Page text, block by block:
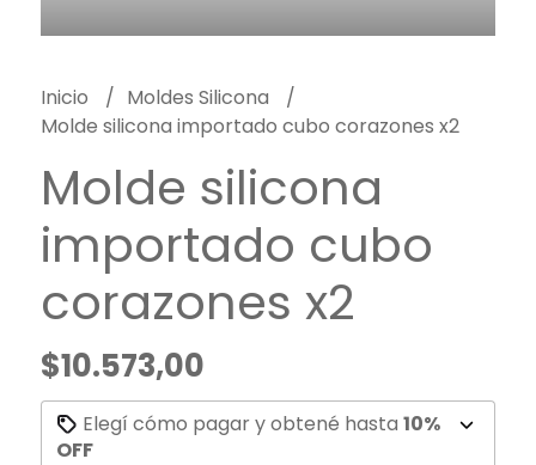
Inicio
Moldes Silicona
Molde silicona importado cubo corazones x2
Molde silicona
importado cubo
corazones x2
$10.573,00
Elegí cómo pagar y obtené hasta 10%
OFF